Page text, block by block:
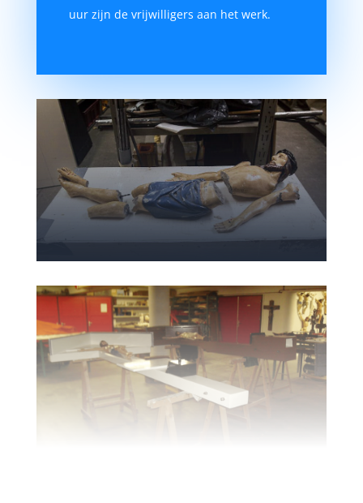
uur zijn de vrijwilligers aan het werk.